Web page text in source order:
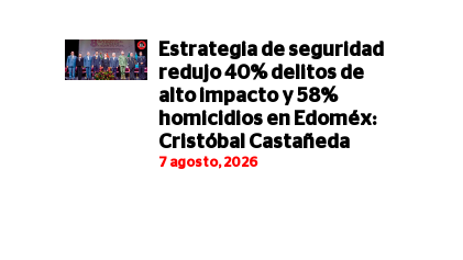
Estrategia de seguridad
redujo 40% delitos de
alto impacto y 58%
homicidios en Edoméx:
Cristóbal Castañeda
7 agosto, 2026